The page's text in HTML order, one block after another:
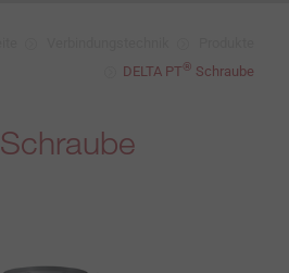
DELTA PT® Schraube
Schraube